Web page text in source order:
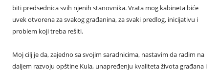
biti predsednica svih njenih stanovnika. Vrata mog kabineta biće
uvek otvorena za svakog građanina, za svaki predlog, inicijativu i
problem koji treba rešiti.
Moj cilj je da, zajedno sa svojim saradnicima, nastavim da radim na
daljem razvoju opštine Kula, unapređenju kvaliteta života građana i